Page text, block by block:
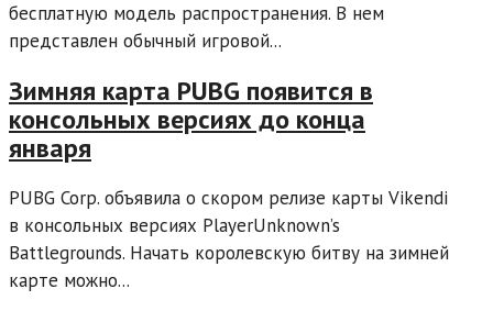
бесплатную модель распространения. В нем
представлен обычный игровой...
Зимняя карта PUBG появится в
консольных версиях до конца
января
PUBG Corp. объявила о скором релизе карты Vikendi
в консольных версиях PlayerUnknown’s
Battlegrounds. Начать королевскую битву на зимней
карте можно...